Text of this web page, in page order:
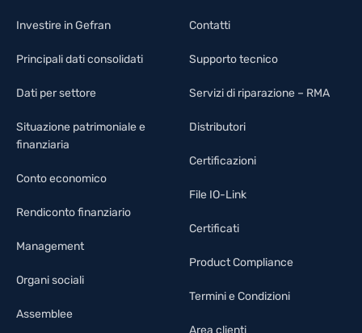
Investire in Gefran
Principali dati consolidati
Dati per settore
Situazione patrimoniale e
finanziaria
Conto economico
Rendiconto finanziario
Management
Organi sociali
Assemblee
Contatti
Supporto tecnico
Servizi di riparazione – RMA
Distributori
Certificazioni
File IO-Link
Certificati
Product Compliance
Termini e Condizioni
Area clienti